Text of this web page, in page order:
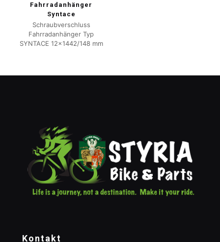
Fahrradanhänger
Syntace
Schraubverschluss
Fahrradanhänger Typ
SYNTACE 12×1442/148 mm
Kontakt